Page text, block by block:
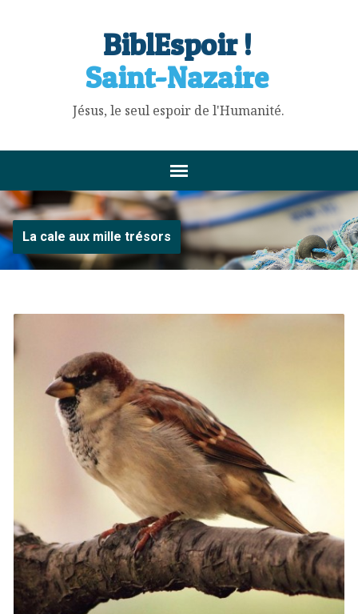
BiblEspoir !
Saint-Nazaire
Jésus, le seul espoir de l'Humanité.
La cale aux mille trésors